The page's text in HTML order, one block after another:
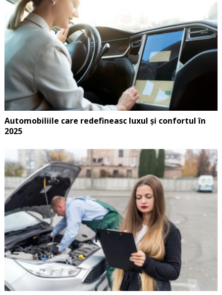
Automobiliile care redefineasc luxul și confortul în
2025